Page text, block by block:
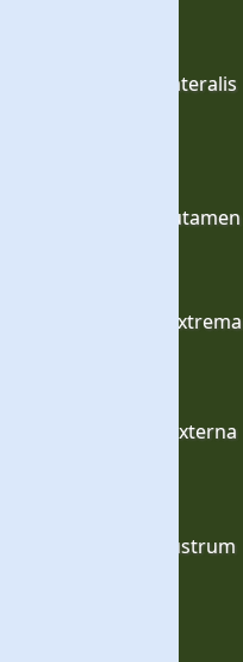
Globus pallidus lateralis
Capsula externa
Capsula extrema
Claustrum
Putamen